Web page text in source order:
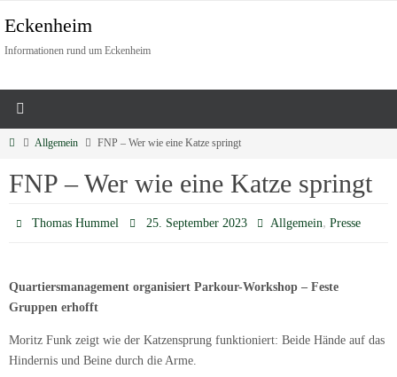
Eckenheim
Informationen rund um Eckenheim
Allgemein FNP – Wer wie eine Katze springt
FNP – Wer wie eine Katze springt
Thomas Hummel 25. September 2023 Allgemein, Presse
Quartiersmanagement organisiert Parkour-Workshop – Feste
Gruppen erhofft
Moritz Funk zeigt wie der Katzensprung funktioniert: Beide Hände auf das
Hindernis und Beine durch die Arme.